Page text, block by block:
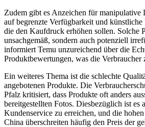
Zudem gibt es Anzeichen für manipulative
auf begrenzte Verfügbarkeit und künstliche
die den Kaufdruck erhöhen sollen. Solche
unsachgemäß, sondern auch potenziell
informiert Temu unzureichend über die
Produktbewertungen, was die Verbraucher
Ein weiteres Thema ist die schlechte
angebotenen Produkte. Die
Pfalz kritisiert, dass Produkte oft anders
bereitgestellten Fotos. Diesbezüglich ist es
Kundenservice zu erreichen, und die
China überschreiten häufig den Preis der